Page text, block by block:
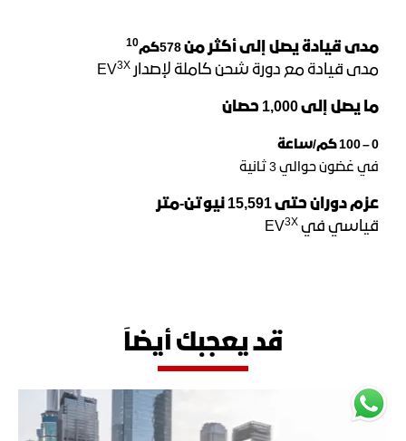
مدى قيادة يصل إلى أكثر من578كم10
مدى قيادة مع دورة شحن كاملة لإصدار EV3X
ما يصل إلى 1,000 حصان
0 – 100 كم/ساعة
في غضون حوالي 3 ثانية
عزم دوران حتى 15,591 نيوتن-متر
قياسي في EV3X
قد يعجبك أيضاً